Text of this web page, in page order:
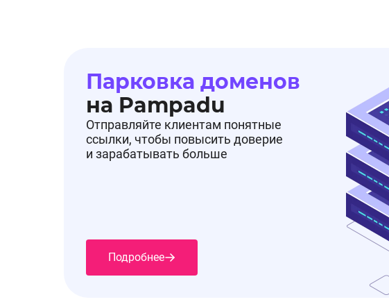
Парковка доменов
на Pampadu
Отправляйте клиентам понятные
ссылки, чтобы повысить доверие
и зарабатывать больше
Подробнее